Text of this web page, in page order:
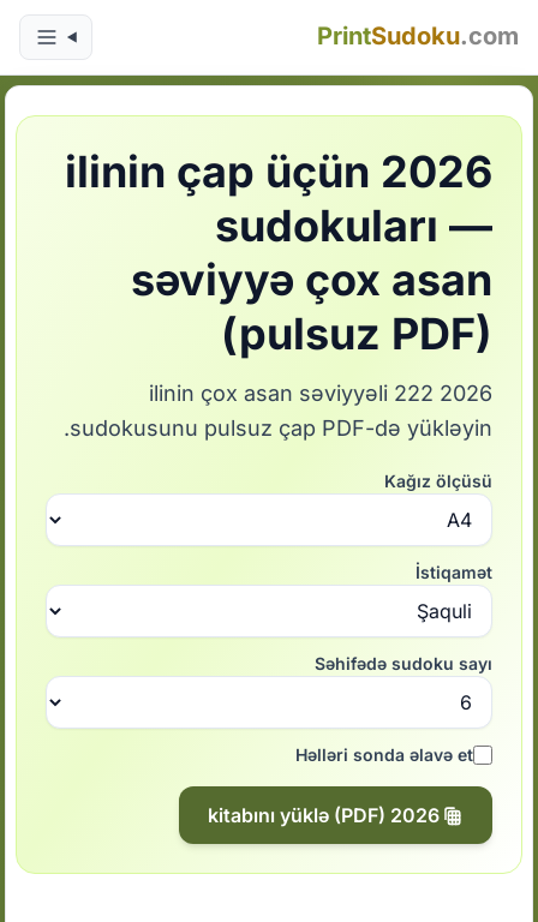
PrintSudoku.com
2026 ilinin çap üçün
sudokuları —
səviyyə çox asan
(pulsuz PDF)
2026 ilinin çox asan səviyyəli 222
sudokusunu pulsuz çap PDF-də yükləyin.
Kağız ölçüsü
İstiqamət
Səhifədə sudoku sayı
Həlləri sonda əlavə et
2026 kitabını yüklə (PDF)